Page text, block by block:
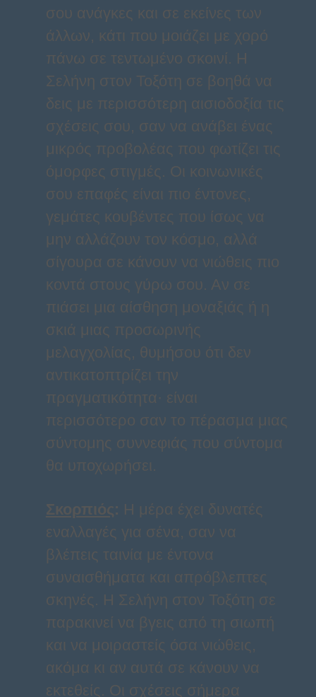
σου ανάγκες και σε εκείνες των
άλλων, κάτι που μοιάζει με χορό
πάνω σε τεντωμένο σκοινί. Η
Σελήνη στον Τοξότη σε βοηθά να
δεις με περισσότερη αισιοδοξία τις
σχέσεις σου, σαν να ανάβει ένας
μικρός προβολέας που φωτίζει τις
όμορφες στιγμές. Οι κοινωνικές
σου επαφές είναι πιο έντονες,
γεμάτες κουβέντες που ίσως να
μην αλλάζουν τον κόσμο, αλλά
σίγουρα σε κάνουν να νιώθεις πιο
κοντά στους γύρω σου. Αν σε
πιάσει μια αίσθηση μοναξιάς ή η
σκιά μιας προσωρινής
μελαγχολίας, θυμήσου ότι δεν
αντικατοπτρίζει την
πραγματικότητα· είναι
περισσότερο σαν το πέρασμα μιας
σύντομης συννεφιάς που σύντομα
θα υποχωρήσει.
Σκορπιός: Η μέρα έχει δυνατές
εναλλαγές για σένα, σαν να
βλέπεις ταινία με έντονα
συναισθήματα και απρόβλεπτες
σκηνές. Η Σελήνη στον Τοξότη σε
παρακινεί να βγεις από τη σιωπή
και να μοιραστείς όσα νιώθεις,
ακόμα κι αν αυτά σε κάνουν να
εκτεθείς. Οι σχέσεις σήμερα